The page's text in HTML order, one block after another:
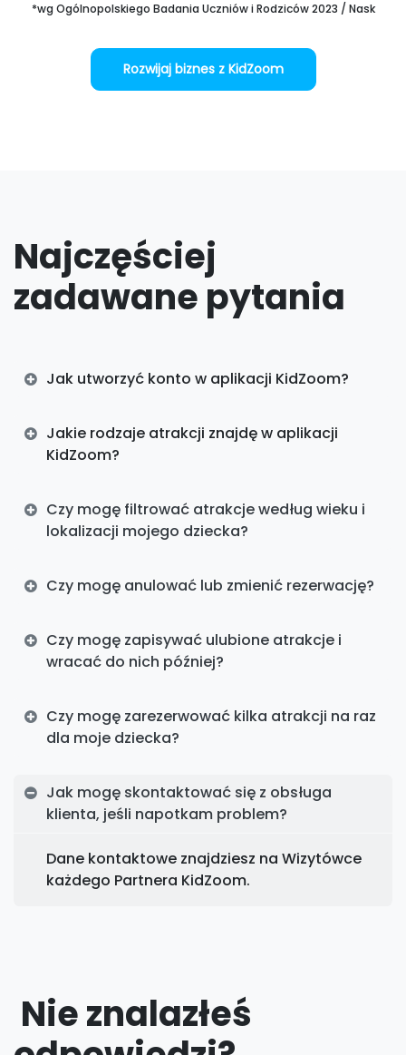
*wg Ogólnopolskiego Badania Uczniów i Rodziców 2023 / Nask
Rozwijaj biznes z KidZoom
Najczęściej
zadawane pytania
Jak utworzyć konto w aplikacji KidZoom?
Jakie rodzaje atrakcji znajdę w aplikacji
KidZoom?
Czy mogę filtrować atrakcje według wieku i
lokalizacji mojego dziecka?
Czy mogę anulować lub zmienić rezerwację?
Czy mogę zapisywać ulubione atrakcje i
wracać do nich później?
Czy mogę zarezerwować kilka atrakcji na raz
dla moje dziecka?
Jak mogę skontaktować się z obsługa
klienta, jeśli napotkam problem?
Dane kontaktowe znajdziesz na Wizytówce
każdego Partnera KidZoom.
Nie znalazłeś